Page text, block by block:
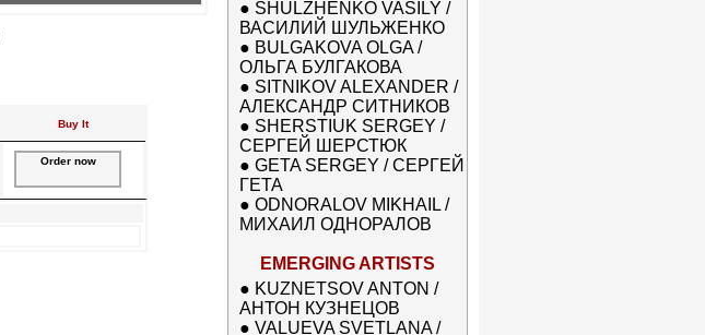
Buy It
Order now
● SHULZHENKO VASILY /
ВАСИЛИЙ ШУЛЬЖЕНКО
● BULGAKOVA OLGA /
ОЛЬГА БУЛГАКОВА
● SITNIKOV ALEXANDER /
АЛЕКСАНДР СИТНИКОВ
● SHERSTIUK SERGEY /
СЕРГЕЙ ШЕРСТЮК
● GETA SERGEY / СЕРГЕЙ
ГЕТА
● ODNORALOV MIKHAIL /
МИХАИЛ ОДНОРАЛОВ
EMERGING ARTISTS
● KUZNETSOV ANTON /
АНТОН КУЗНЕЦОВ
● VALUEVA SVETLANA /